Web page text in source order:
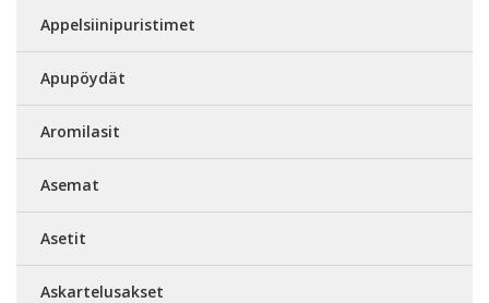
Appelsiinipuristimet
Apupöydät
Aromilasit
Asemat
Asetit
Askartelusakset